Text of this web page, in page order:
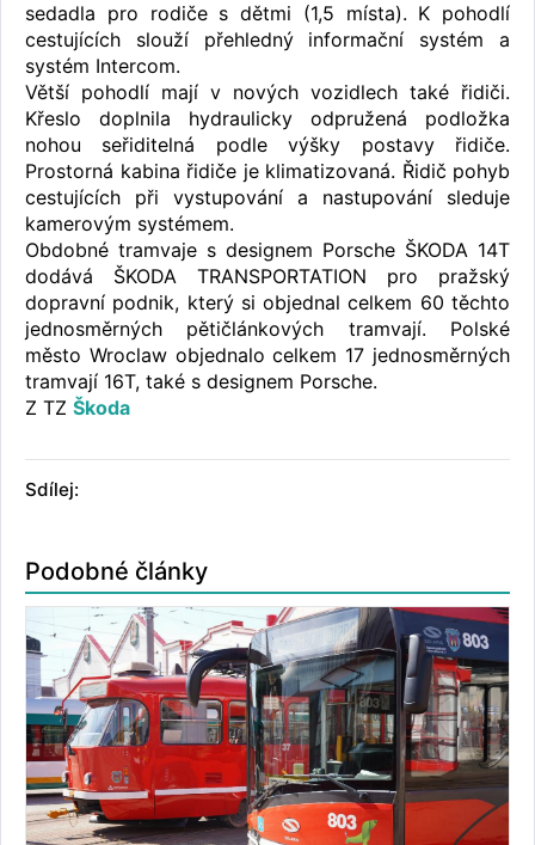
sedadla pro rodiče s dětmi (1,5 místa). K pohodlí
cestujících slouží přehledný informační systém a
systém Intercom.
Větší pohodlí mají v nových vozidlech také řidiči.
Křeslo doplnila hydraulicky odpružená podložka
nohou seřiditelná podle výšky postavy řidiče.
Prostorná kabina řidiče je klimatizovaná. Řidič pohyb
cestujících při vystupování a nastupování sleduje
kamerovým systémem.
Obdobné tramvaje s designem Porsche ŠKODA 14T
dodává ŠKODA TRANSPORTATION pro pražský
dopravní podnik, který si objednal celkem 60 těchto
jednosměrných pětičlánkových tramvají. Polské
město Wroclaw objednalo celkem 17 jednosměrných
tramvají 16T, také s designem Porsche.
Z TZ Škoda
Sdílej:
Podobné články